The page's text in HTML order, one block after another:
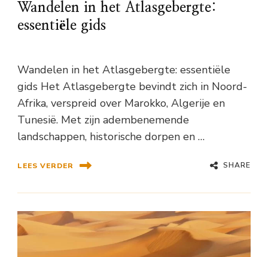
Wandelen in het Atlasgebergte:
essentiële gids
Wandelen in het Atlasgebergte: essentiële
gids Het Atlasgebergte bevindt zich in Noord-
Afrika, verspreid over Marokko, Algerije en
Tunesië. Met zijn adembenemende
landschappen, historische dorpen en …
LEES VERDER SHARE